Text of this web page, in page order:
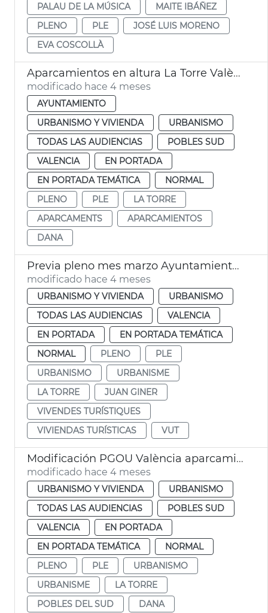
PALAU DE LA MÚSICA
MAITE IBÁÑEZ
PLENO
PLE
JOSÉ LUIS MORENO
EVA COSCOLLÀ
Aparcamientos en altura La Torre València
modificado hace 4 meses
AYUNTAMIENTO
URBANISMO Y VIVIENDA
URBANISMO
TODAS LAS AUDIENCIAS
POBLES SUD
VALENCIA
EN PORTADA
EN PORTADA TEMÁTICA
NORMAL
PLENO
PLE
LA TORRE
APARCAMENTS
APARCAMIENTOS
DANA
Previa pleno mes marzo Ayuntamiento València
modificado hace 4 meses
URBANISMO Y VIVIENDA
URBANISMO
TODAS LAS AUDIENCIAS
VALENCIA
EN PORTADA
EN PORTADA TEMÁTICA
NORMAL
PLENO
PLE
URBANISMO
URBANISME
LA TORRE
JUAN GINER
VIVENDES TURÍSTIQUES
VIVIENDAS TURÍSTICAS
VUT
Modificación PGOU València aparcamientos altura la Torre
modificado hace 4 meses
URBANISMO Y VIVIENDA
URBANISMO
TODAS LAS AUDIENCIAS
POBLES SUD
VALENCIA
EN PORTADA
EN PORTADA TEMÁTICA
NORMAL
PLENO
PLE
URBANISMO
URBANISME
LA TORRE
POBLES DEL SUD
DANA